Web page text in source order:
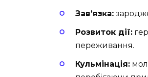
Зав’язка:
Розвиток дії:
переживання.
Кульмінація: